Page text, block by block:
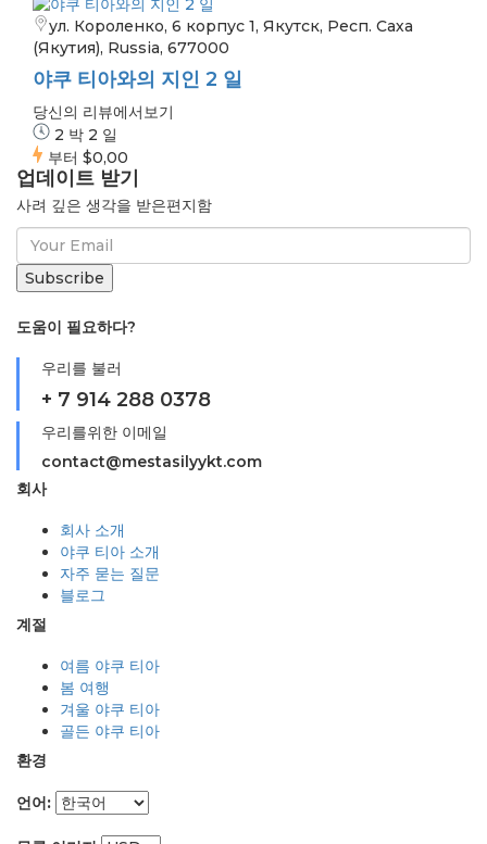
ул. Короленко, 6 корпус 1, Якутск, Респ. Саха
(Якутия), Russia, 677000
야쿠 티아와의 지인 2 일
당신의 리뷰에서보기
2 박 2 일
부터 $0,00
업데이트 받기
사려 깊은 생각을 받은편지함
도움이 필요하다?
우리를 불러
+ 7 914 288 0378
우리를위한 이메일
contact@mestasilyykt.com
회사
회사 소개
야쿠 티아 소개
자주 묻는 질문
블로그
계절
여름 야쿠 티아
봄 여행
겨울 야쿠 티아
골든 야쿠 티아
환경
언어: